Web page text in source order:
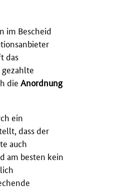
im Bescheid
das
die Anordnung
ein
dass der
auch
am besten kein